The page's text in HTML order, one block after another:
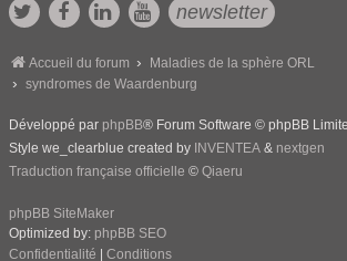
newsletter
Accueil du forum
Maladies de la sphère ORL
syndromes de Waardenburg
Développé par phpBB® Forum Software © phpBB
Style we_clearblue created by INVENTEA & nextgen
Traduction française officielle © Qiaeru
phpBB SiteMaker
Optimized by: phpBB SEO
Confidentialité
Conditions